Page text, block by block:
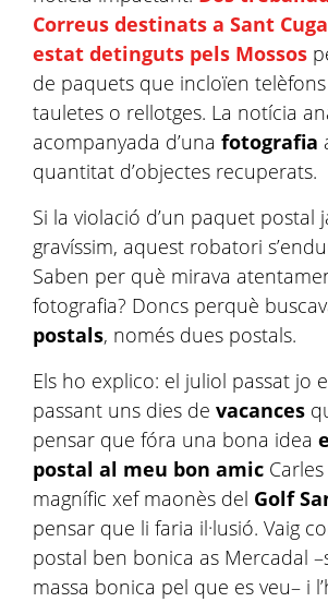
Correus destinats a Sant
estat detinguts pels Mossos
de paquets que incloïen
tauletes o rellotges. La notícia
acompanyada d’una fotografia
quantitat d’objectes recuperats.
Si la violació d’un paquet postal
gravíssim, aquest robatori
Saben per què mirava
fotografia? Doncs perquè
postals, només dues postals.
Els ho explico: el juliol passat jo
passant uns dies de vacances
pensar que fóra una bona idea
postal al meu bon amic
magnífic xef maonès del Golf
pensar que li faria il·lusió. Vaig
postal ben bonica as Mercadal
massa bonica pel que es veu– i